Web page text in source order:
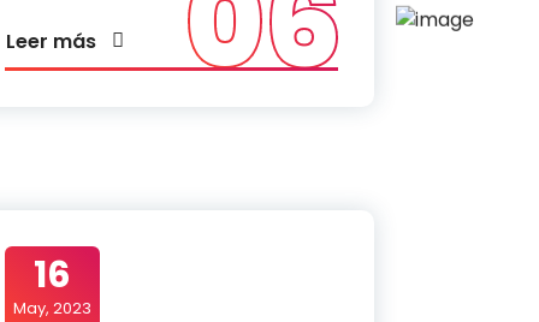
Leer más
16
May, 2023